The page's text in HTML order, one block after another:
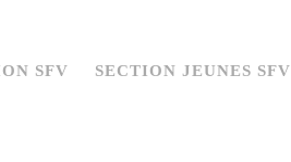
SFV SECTION JEUNES SFV